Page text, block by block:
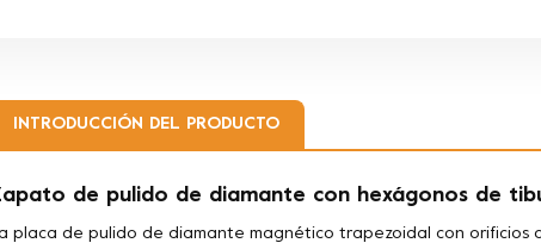
INTRODUCCIÓN DEL PRODUCTO
de pulido de diamante con hexágonos de
placa de pulido de diamante magnético trapezoidal con orificios